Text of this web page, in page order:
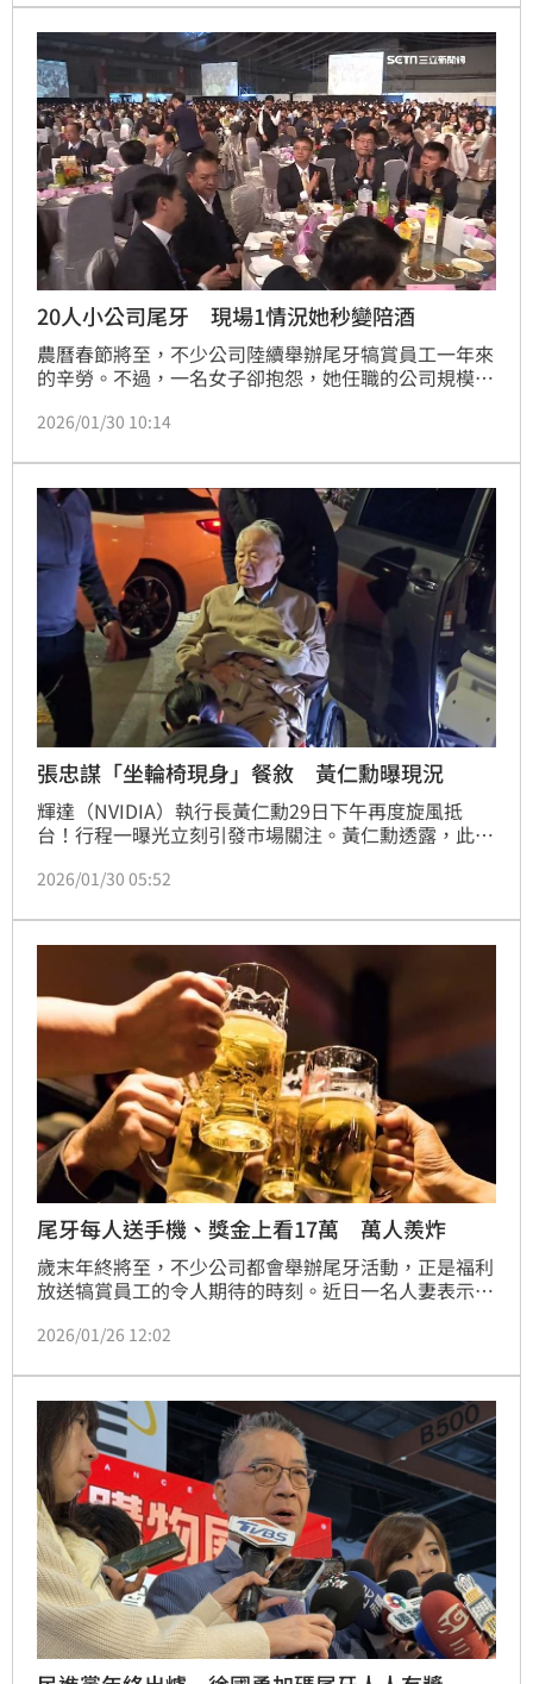
色花襯衫，搭配黑色長褲，休閒又吸睛，讓在場所有人
瞬間驚呼。
20人小公司尾牙 現場1情況她秒變陪酒
農曆春節將至，不少公司陸續舉辦尾牙犒賞員工一年來
的辛勞。不過，一名女子卻抱怨，她任職的公司規模不
超過100人，讓她忍不住吐槽「根本是公關大會」，貼
2026/01/30 10:14
張忠謀「坐輪椅現身」餐敘 黃仁勳曝現況
輝達（NVIDIA）執行長黃仁勳29日下午再度旋風抵
台！行程一曝光立刻引發市場關注。黃仁勳透露，此行
即拜會台積電創辦人張忠謀，晚間兩人前往台北嘉佩樂
椅出席。對此，黃仁勳透露，張忠謀精神很好、狀態很
好，思維也非常敏捷。
2026/01/30 05:52
尾牙每人送手機、獎金上看17萬 萬人羨炸
歲末年終將至，不少公司都會舉辦尾牙活動，正是福利
放送犒賞員工的令人期待的時刻。近日一名人妻表示，
尾牙人人有獎，最低6萬元起跳，羨煞不少網友。
2026/01/26 12:02